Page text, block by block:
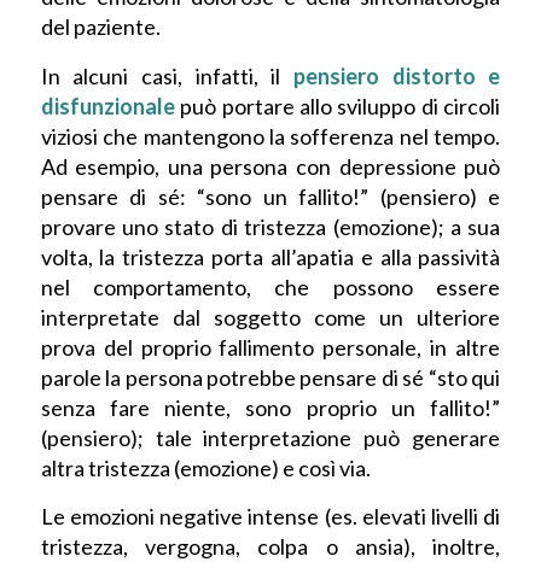
del paziente.
In alcuni casi, infatti, il pensiero distorto e
disfunzionalepuò portare allo sviluppo di circoli
viziosi che mantengono la sofferenza nel tempo.
Ad esempio, una persona con depressione può
pensare di sé: “sono un fallito!” (pensiero) e
provare uno stato di tristezza (emozione); a sua
volta, la tristezza porta all’apatia e alla passività
nel comportamento, che possono essere
interpretate dal soggetto come un ulteriore
prova del proprio fallimento personale, in altre
parole la persona potrebbe pensare di sé “sto qui
senza fare niente, sono proprio un fallito!”
(pensiero); tale interpretazione può generare
altra tristezza (emozione) e così via.
Le emozioni negative intense (es. elevati livelli di
tristezza, vergogna, colpa o ansia), inoltre,